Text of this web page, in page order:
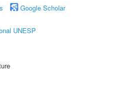
Google Scholar
UNESP